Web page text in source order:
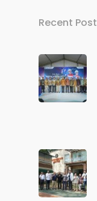
Recent Post